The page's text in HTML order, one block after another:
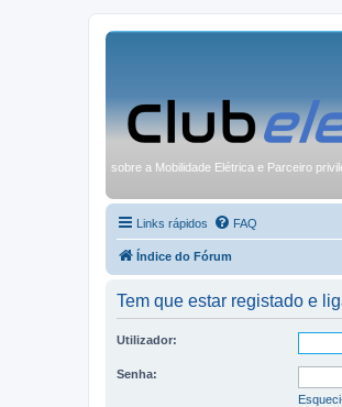
sobre a Mobilidade Elétrica e Parceiro
Links rápidos FAQ
Índice do Fórum
Tem que estar registado e
Utilizador:
Senha: